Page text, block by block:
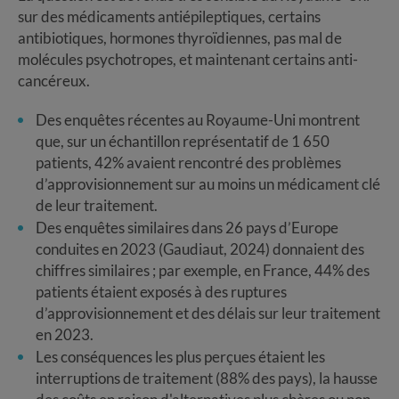
sur des médicaments antiépileptiques, certains
antibiotiques, hormones thyroïdiennes, pas mal de
molécules psychotropes, et maintenant certains anti-
cancéreux.
Des enquêtes récentes au Royaume-Uni montrent
que, sur un échantillon représentatif de 1 650
patients, 42% avaient rencontré des problèmes
d’approvisionnement sur au moins un médicament clé
de leur traitement.
Des enquêtes similaires dans 26 pays d’Europe
conduites en 2023 (Gaudiaut, 2024) donnaient des
chiffres similaires ; par exemple, en France, 44% des
patients étaient exposés à des ruptures
d’approvisionnement et des délais sur leur traitement
en 2023.
Les conséquences les plus perçues étaient les
interruptions de traitement (88% des pays), la hausse